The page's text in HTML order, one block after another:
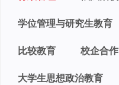
学位管理与研究生教育
比较教育 校企合作
大学生思想政治教育